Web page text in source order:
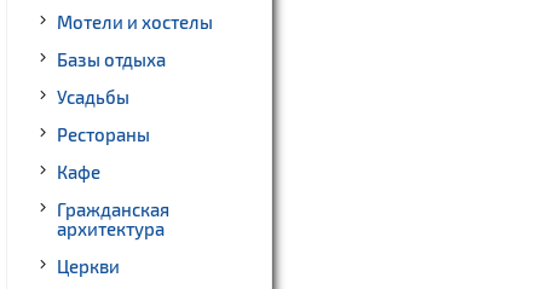
Мотели и хостелы
Базы отдыха
Усадьбы
Рестораны
Кафе
Гражданская
архитектура
Церкви